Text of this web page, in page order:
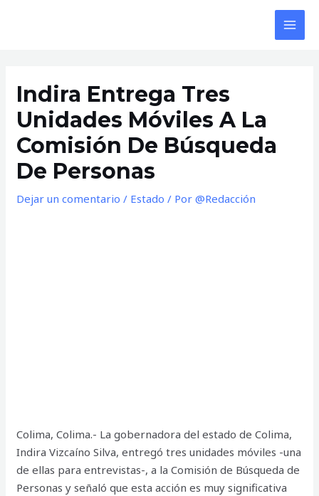
Indira Entrega Tres
Unidades Móviles A La
Comisión De Búsqueda
De Personas
Dejar un comentario / Estado / Por@Redacción
Colima, Colima.- La gobernadora del estado de Colima,
Indira Vizcaíno Silva, entregó tres unidades móviles -una
de ellas para entrevistas-, a la Comisión de Búsqueda de
Personas y señaló que esta acción es muy significativa